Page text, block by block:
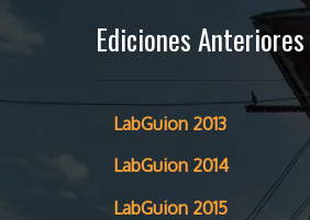
Ediciones Anteriores
LabGuion 2013
LabGuion 2014
LabGuion 2015